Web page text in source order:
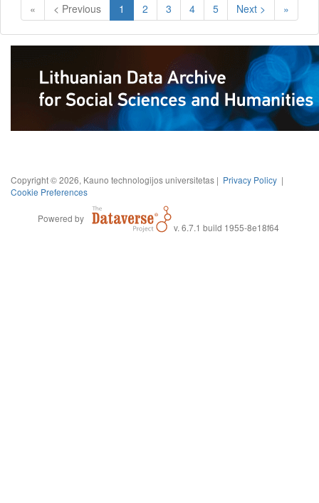
« < Previous 1 (Current)
2 3 4 5 Next > »
Copyright © 2026, Kauno technologijos universitetas | Privacy Policy |
Cookie Preferences
Powered by
v. 6.7.1 build 1955-8e18f64